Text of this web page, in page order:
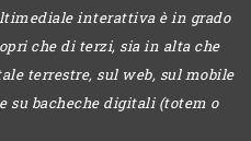
interattiva è in grado
che di terzi, sia in alta che
terrestre, sul web, sul mobile
su bacheche digitali (totem o